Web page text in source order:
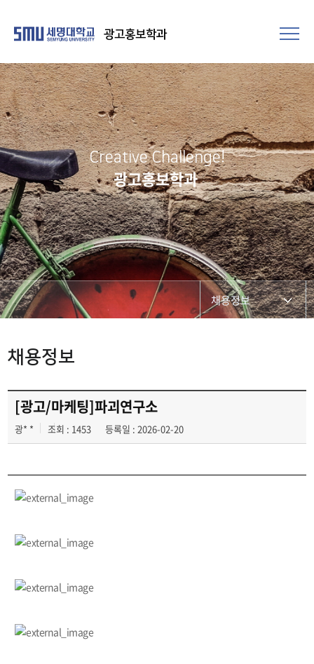
광고홍보학과
Creative Challenge!
광고홍보학과
채용정보
채용정보
[광고/마케팅]파괴연구소
광* * 조회 : 1453 등록일 : 2026-02-20